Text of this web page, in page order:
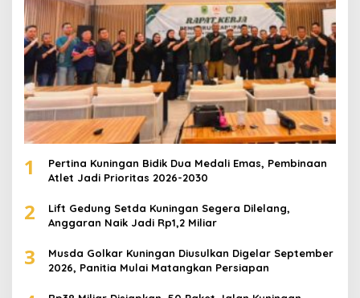
1
Pertina Kuningan Bidik Dua Medali Emas, Pembinaan
Atlet Jadi Prioritas 2026-2030
2
Lift Gedung Setda Kuningan Segera Dilelang,
Anggaran Naik Jadi Rp1,2 Miliar
3
Musda Golkar Kuningan Diusulkan Digelar September
2026, Panitia Mulai Matangkan Persiapan